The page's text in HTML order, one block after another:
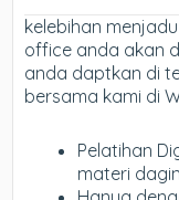
kelebihan
office anda akan
anda daptkan di
bersama kami di
Pelatihan
materi